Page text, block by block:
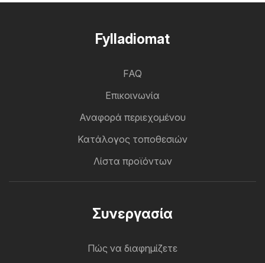
Fylladiomat
FAQ
Επικοινωνία
Αναφορά περιεχομένου
Κατάλογος τοποθεσιών
Λίστα προϊόντων
Συνεργασία
Πώς να διαφημίζετε